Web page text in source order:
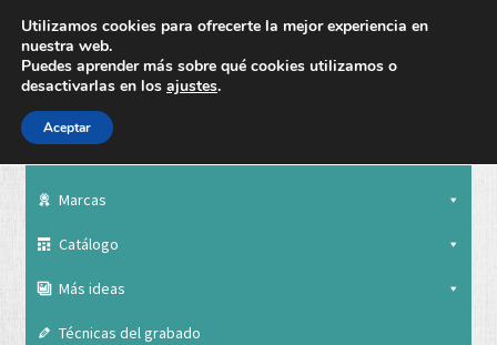
Marcas
Catálogo
Más ideas
Técnicas del grabado
Utilizamos cookies para ofrecerte la mejor experiencia en
nuestra web.
Puedes aprender más sobre qué cookies utilizamos o
desactivarlas en los ajustes.
Aceptar